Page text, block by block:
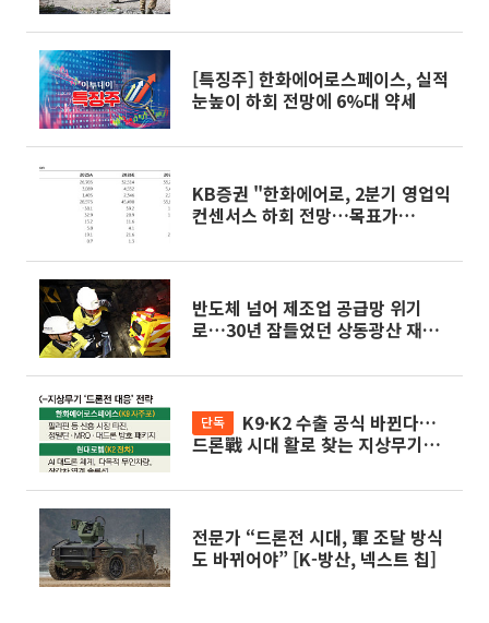
[특징주] 한화에어로스페이스, 실적
눈높이 하회 전망에 6%대 약세
KB증권 "한화에어로, 2분기 영업익
컨센서스 하회 전망…목표가
반도체 넘어 제조업 공급망 위기
로…30년 잠들었던 상동광산 재가
단독
드론戰 시대 활로 찾는 지상무기
전문가 “드론전 시대, 軍 조달 방식
도 바뀌어야” [K-방산, 넥스트 칩]